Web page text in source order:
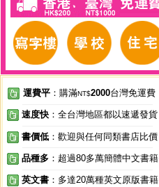
運費平 ：購滿NT$2000台灣免運費
速度快 ：全台灣地區都以速遞發貨
書價低 ：歡迎與任何同類書店比價
品種多 ：超過80多萬簡體中文書籍
英文書 ：多達20萬種英文原版書籍